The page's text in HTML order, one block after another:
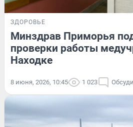
ЗДОРОВЬЕ
Минздрав Приморья
проверки работы
Находке
8 июня, 2026, 10:45 1 023